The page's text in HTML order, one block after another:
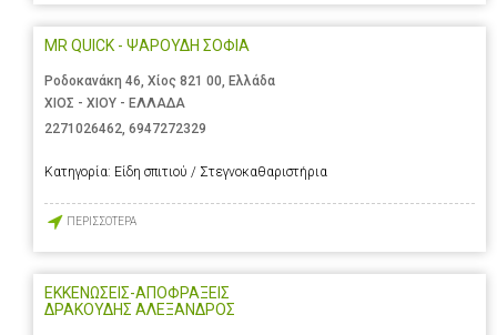
MR QUICK - ΨΑΡΟΥΔΗ ΣΟΦΙΑ
Ροδοκανάκη 46, Χίος 821 00, Ελλάδα
ΧΙΟΣ - ΧΙΟΥ - ΕΛΛΑΔΑ
2271026462, 6947272329
Κατηγορία: Είδη σπιτιού / Στεγνοκαθαριστήρια
ΠΕΡΙΣΣΟΤΕΡΑ
ΕΚΚΕΝΩΣΕΙΣ-ΑΠΟΦΡΑΞΕΙΣ
ΔΡΑΚΟΥΔΗΣ ΑΛΕΞΑΝΔΡΟΣ